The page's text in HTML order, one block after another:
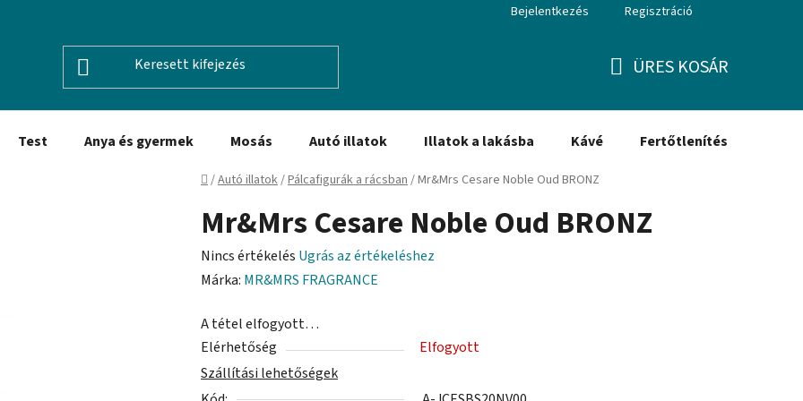
Bejelentkezés Regisztráció
ÜRES KOSÁR
Test Anya és gyermek Mosás Autó illatok Illatok a lakásba Kávé Fertőtlenítés
Kezdőlap
/Autó illatok/Pálcafigurák a rácsban/Mr&Mrs Cesare Noble Oud BRONZ
Mr&Mrs Cesare Noble Oud BRONZ
A
termék
értékelése
5-
ből
Nincs értékelés Ugrás az értékeléshez
Márka: MR&MRS FRAGRANCE
A tétel elfogyott…
Elérhetőség
Elfogyott
Szállítási lehetőségek